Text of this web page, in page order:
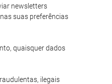
newsletters
suas preferências
quaisquer dados
ilegais